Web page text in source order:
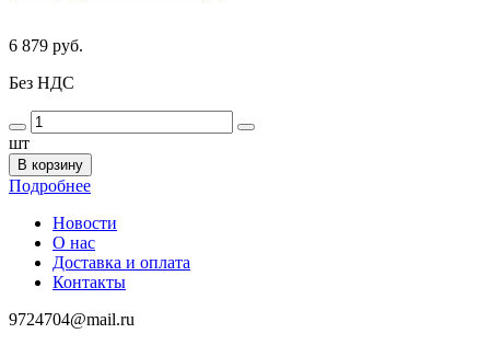
6 879 руб.
Без НДС
шт
В корзину
Подробнее
Новости
О нас
Доставка и оплата
Контакты
9724704@mail.ru